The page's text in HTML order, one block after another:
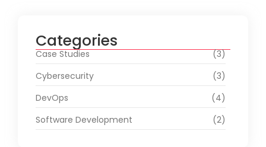
Categories
Case Studies
(3)
Cybersecurity
(3)
DevOps
(4)
Software Development
(2)